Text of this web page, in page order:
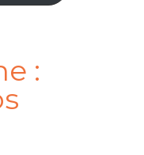
: